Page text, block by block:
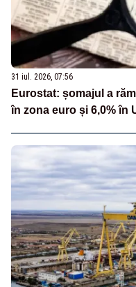
31 iul. 2026, 07:56
Eurostat: șomajul a
în zona euro și 6,0% în